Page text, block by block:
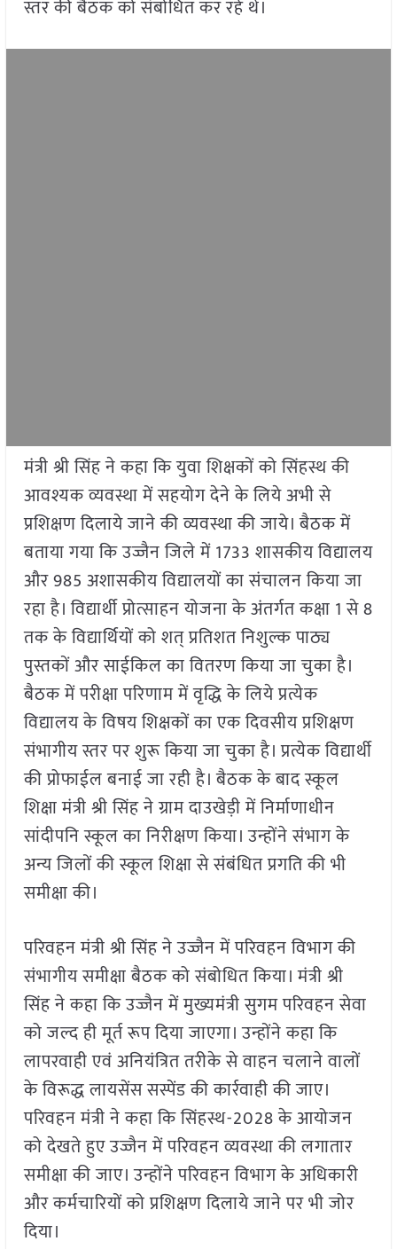
स्तर की बैठक को संबोधित कर रहे थे।
मंत्री श्री सिंह ने कहा कि युवा शिक्षकों को सिंहस्थ की
आवश्यक व्यवस्था में सहयोग देने के लिये अभी से
प्रशिक्षण दिलाये जाने की व्यवस्था की जाये। बैठक में
बताया गया कि उज्जैन जिले में 1733 शासकीय विद्यालय
और 985 अशासकीय विद्यालयों का संचालन किया जा
रहा है। विद्यार्थी प्रोत्साहन योजना के अंतर्गत कक्षा 1 से 8
तक के विद्यार्थियों को शत् प्रतिशत निशुल्क पाठ्य
पुस्तकों और साईकिल का वितरण किया जा चुका है।
बैठक में परीक्षा परिणाम में वृद्धि के लिये प्रत्येक
विद्यालय के विषय शिक्षकों का एक दिवसीय प्रशिक्षण
संभागीय स्तर पर शुरू किया जा चुका है। प्रत्येक विद्यार्थी
की प्रोफाईल बनाई जा रही है। बैठक के बाद स्कूल
शिक्षा मंत्री श्री सिंह ने ग्राम दाउखेड़ी में निर्माणाधीन
सांदीपनि स्कूल का निरीक्षण किया। उन्होंने संभाग के
अन्य जिलों की स्कूल शिक्षा से संबंधित प्रगति की भी
समीक्षा की।
परिवहन मंत्री श्री सिंह ने उज्जैन में परिवहन विभाग की
संभागीय समीक्षा बैठक को संबोधित किया। मंत्री श्री
सिंह ने कहा कि उज्जैन में मुख्यमंत्री सुगम परिवहन सेवा
को जल्द ही मूर्त रूप दिया जाएगा। उन्होंने कहा कि
लापरवाही एवं अनियंत्रित तरीके से वाहन चलाने वालों
के विरूद्ध लायसेंस सस्पेंड की कार्रवाही की जाए।
परिवहन मंत्री ने कहा कि सिंहस्थ-2028 के आयोजन
को देखते हुए उज्जैन में परिवहन व्यवस्था की लगातार
समीक्षा की जाए। उन्होंने परिवहन विभाग के अधिकारी
और कर्मचारियों को प्रशिक्षण दिलाये जाने पर भी जोर
दिया।